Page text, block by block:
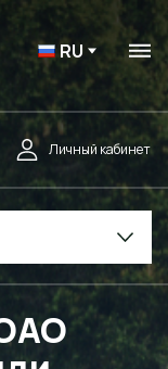
RU
Личный кабинет